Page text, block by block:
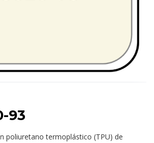
93
poliuretano termoplástico (TPU) de